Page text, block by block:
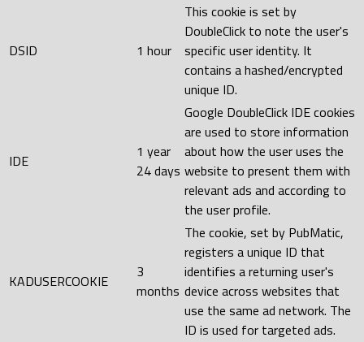
DSID 1 hour
This cookie is set by
DoubleClick to note the user's
specific user identity. It
contains a hashed/encrypted
unique ID.
IDE
1 year
24 days
Google DoubleClick IDE cookies
are used to store information
about how the user uses the
website to present them with
relevant ads and according to
the user profile.
KADUSERCOOKIE
3
months
The cookie, set by PubMatic,
registers a unique ID that
identifies a returning user's
device across websites that
use the same ad network. The
ID is used for targeted ads.